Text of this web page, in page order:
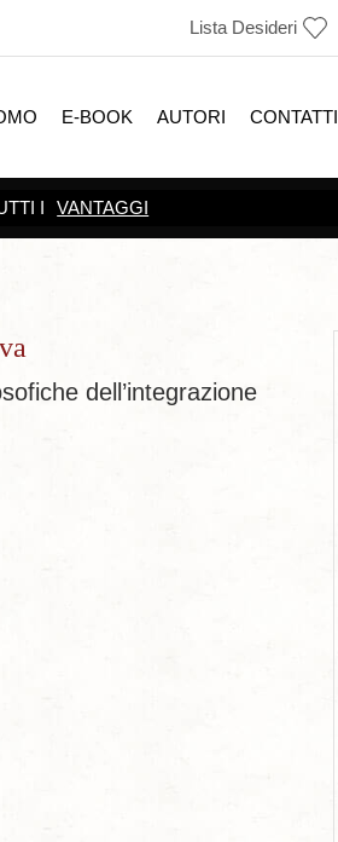
Lista Desideri
E-BOOK AUTORI CONTATTI
I VANTAGGI
dell’integrazione